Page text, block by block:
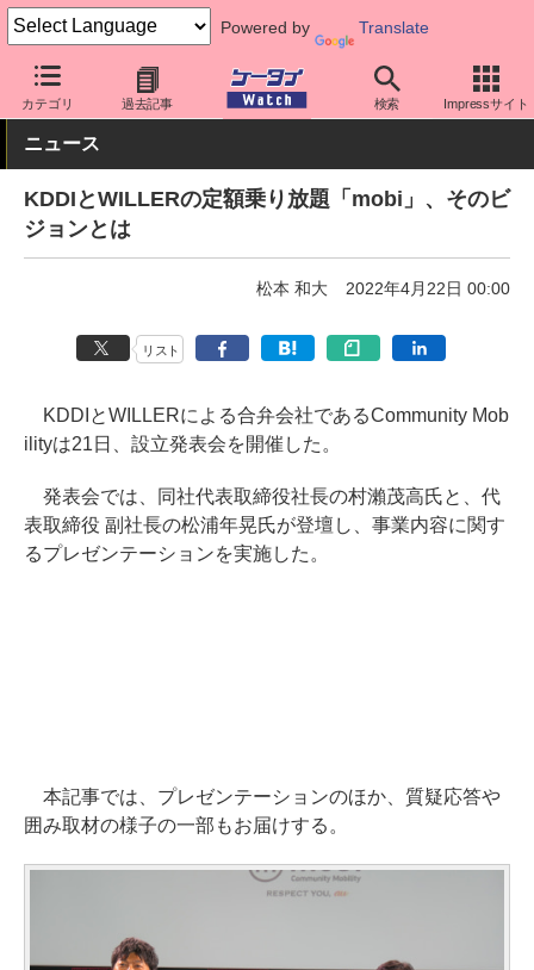
Powered by Translate
カテゴリ 過去記事 検索 Impressサイト
ケータイ Watch キャリア au アプリ・サービス
ニュース
KDDIとWILLERの定額乗り放題「mobi」、そのビ
ジョンとは
松本 和大 2022年4月22日 00:00
リスト
KDDIとWILLERによる合弁会社であるCommunity Mob
ilityは21日、設立発表会を開催した。
発表会では、同社代表取締役社長の村瀨茂高氏と、代
表取締役 副社長の松浦年晃氏が登壇し、事業内容に関す
るプレゼンテーションを実施した。
本記事では、プレゼンテーションのほか、質疑応答や
囲み取材の様子の一部もお届けする。